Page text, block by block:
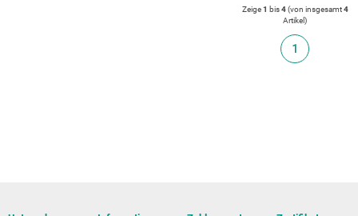
Zeige1 bis4(von insgesamt4
Artikel)
1